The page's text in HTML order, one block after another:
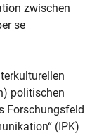
zwischen
se
politischen
Forschungsfeld
(IPK)